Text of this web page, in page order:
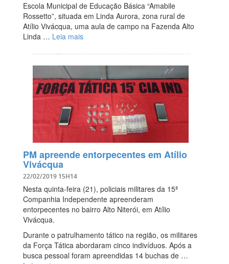
Escola Municipal de Educação Básica “Amabile
Rossetto”, situada em Linda Aurora, zona rural de
Atílio Vivácqua, uma aula de campo na Fazenda Alto
Linda … Leia mais
PM apreende entorpecentes em Atílio
Vivácqua
22/02/2019 15H14
Nesta quinta-feira (21), policiais militares da 15ª
Companhia Independente apreenderam
entorpecentes no bairro Alto Niterói, em Atílio
Vivácqua.
Durante o patrulhamento tático na região, os militares
da Força Tática abordaram cinco indivíduos. Após a
busca pessoal foram apreendidas 14 buchas de …